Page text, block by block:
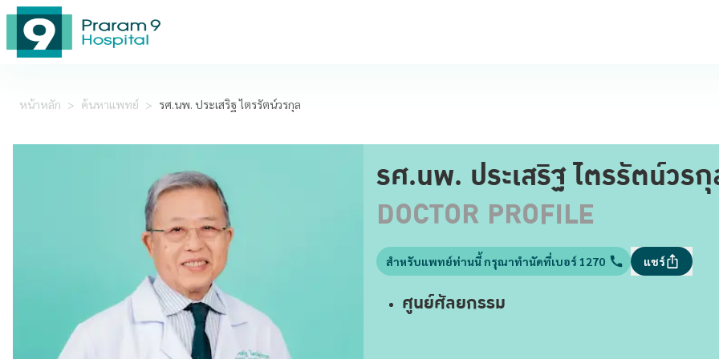
หน้าหลัก > ค้นหาแพทย์ > รศ.นพ. ประเสริฐ ไตรรัตน์วรกุล
รศ.นพ. ประเสริฐ ไตรรัตน์วร
DOCTOR PROFILE
สำหรับแพทย์ท่านนี้ กรุณาทำนัดที่เบอร์ 1270 แชร์
ศูนย์ศัลยกรรม